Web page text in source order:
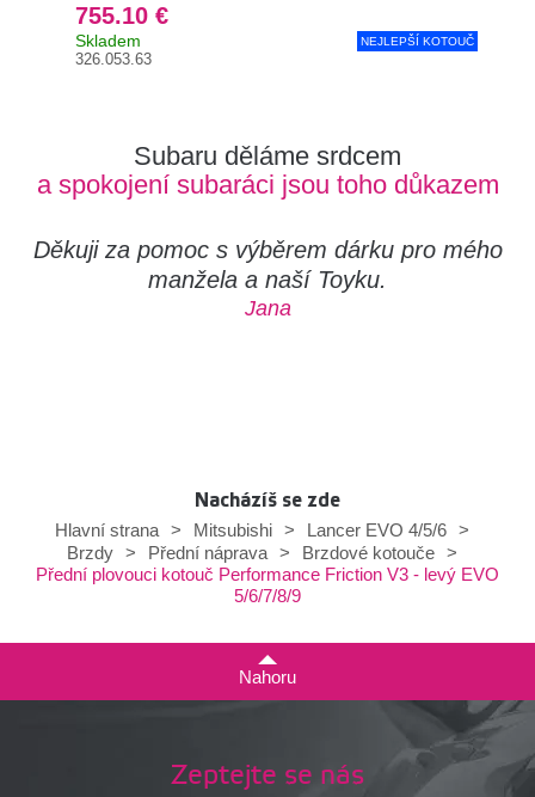
755.10 €
Skladem
326.053.63
NEJLEPŠÍ KOTOUČ
Subaru děláme srdcem
a spokojení subaráci jsou toho důkazem
Děkuji za pomoc s výběrem dárku pro mého
manžela a naší Toyku.
Jana
Nacházíš se zde
Hlavní strana
> Mitsubishi > Lancer EVO 4/5/6
>
Brzdy
> Přední náprava > Brzdové kotouče
>
Přední plovouci kotouč Performance Friction V3 - levý EVO
5/6/7/8/9
Nahoru
Zeptejte se nás